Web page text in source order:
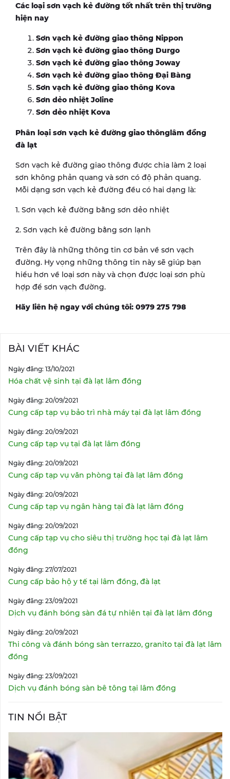
Các loại sơn vạch kẻ đường tốt nhất trên thị trường
hiện nay
Sơn vạch kẻ đường giao thông Nippon
Sơn vạch kẻ đường giao thông Durgo
Sơn vạch kẻ đường giao thông Joway
Sơn vạch kẻ đường giao thông Đại Bàng
Sơn vạch kẻ đường giao thông Kova
Sơn dẻo nhiệt Joline
Sơn dẻo nhiệt Kova
Phân loại sơn vạch kẻ đường giao thônglâm đồng
đà lạt
Sơn vạch kẻ đường giao thông được chia làm 2 loại
sơn không phản quang và sơn có độ phản quang.
Mỗi dạng sơn vạch kẻ đường đều có hai dạng là:
1. Sơn vạch kẻ đường bằng sơn dẻo nhiệt
2. Sơn vạch kẻ đường bằng sơn lạnh
Trên đây là những thông tin cơ bản về sơn vạch
đường. Hy vọng những thông tin này sẽ giúp bạn
hiểu hơn về loại sơn này và chọn được loại sơn phù
hợp để sơn vạch đường.
Hãy liên hệ ngay với chúng tôi: 0979 275 798
BÀI VIẾT KHÁC
Ngày đăng: 13/10/2021
Hóa chất vệ sinh tại đà lạt lâm đồng
Ngày đăng: 20/09/2021
Cung cấp tạp vụ bảo trì nhà máy tại đà lạt lâm đồng
Ngày đăng: 20/09/2021
Cung cấp tạp vụ tại đà lạt lâm đồng
Ngày đăng: 20/09/2021
Cung cấp tạp vụ văn phòng tại đà lạt lâm đồng
Ngày đăng: 20/09/2021
Cung cấp tạp vụ ngân hàng tại đà lạt lâm đồng
Ngày đăng: 20/09/2021
Cung cấp tạp vụ cho siêu thị trường học tại đà lạt lâm
đồng
Ngày đăng: 27/07/2021
Cung cấp bảo hộ y tế tại lâm đồng, đà lạt
Ngày đăng: 23/09/2021
Dịch vụ đánh bóng sàn đá tự nhiên tại đà lạt lâm đồng
Ngày đăng: 20/09/2021
Thi công và đánh bóng sàn terrazzo, granito tại đà lạt lâm
đồng
Ngày đăng: 23/09/2021
Dịch vụ đánh bóng sàn bê tông tại lâm đồng
TIN NỔI BẬT